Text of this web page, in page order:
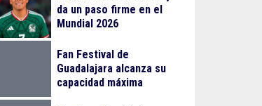
da un paso firme en el
Mundial 2026
Fan Festival de
Guadalajara alcanza su
capacidad máxima